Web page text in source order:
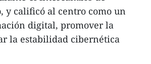
y calificó al centro como un
digital, promover la
la estabilidad cibernética